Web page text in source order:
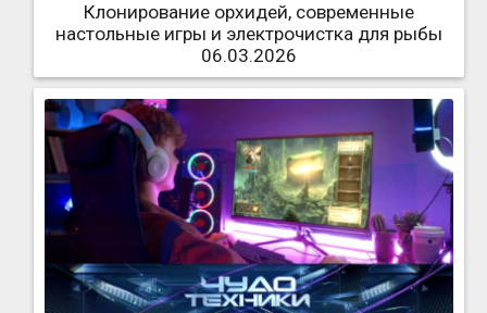
Клонирование орхидей, современные
настольные игры и электрочистка для рыбы
06.03.2026